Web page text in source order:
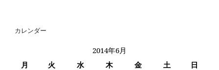
カレンダー
2014年6月
月
火 水 木 金 土 日